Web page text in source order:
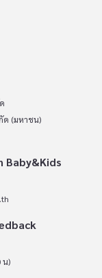
ด (มหาชน)
Baby&Kids
น)